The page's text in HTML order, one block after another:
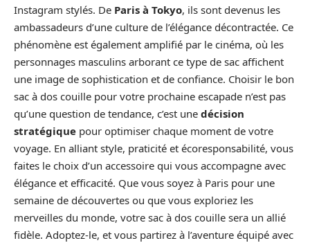
Instagram stylés. De Paris à Tokyo, ils sont devenus les
ambassadeurs d’une culture de l’élégance décontractée. Ce
phénomène est également amplifié par le cinéma, où les
personnages masculins arborant ce type de sac affichent
une image de sophistication et de confiance. Choisir le bon
sac à dos couille pour votre prochaine escapade n’est pas
qu’une question de tendance, c’est une décision
stratégique pour optimiser chaque moment de votre
voyage. En alliant style, praticité et écoresponsabilité, vous
faites le choix d’un accessoire qui vous accompagne avec
élégance et efficacité. Que vous soyez à Paris pour une
semaine de découvertes ou que vous exploriez les
merveilles du monde, votre sac à dos couille sera un allié
fidèle. Adoptez-le, et vous partirez à l’aventure équipé avec